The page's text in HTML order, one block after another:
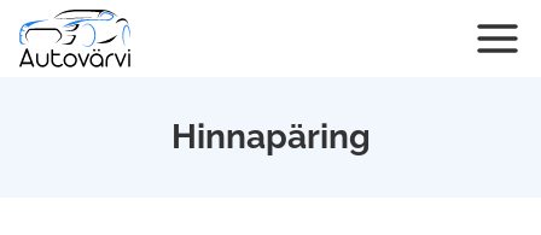
Skip
Hinnapäring